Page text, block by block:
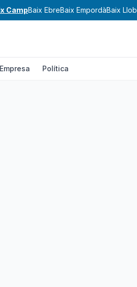
CampBaix EbreBaix EmpordàBaix
Empresa Política